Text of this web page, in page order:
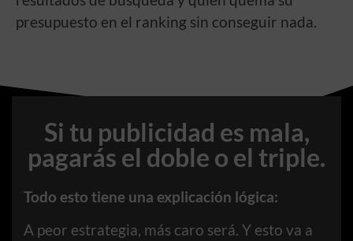
presupuesto en el ranking sin conseguir nada.
Si tu publicidad es mala,
pagarás el doble o el triple.
Todo esto tiene una explicación lógica:
A peor estrategia, más caro será. Y esto va a